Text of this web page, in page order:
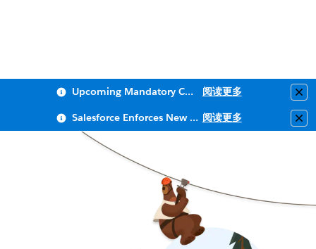
Upcoming Mandatory Changes to Public Key Infrastructure (PKI) 阅读更多
Salesforce Enforces New Security Requirements in Summer 2026 阅读更多